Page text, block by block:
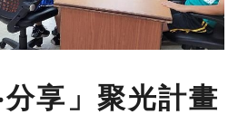
享」聚光計畫